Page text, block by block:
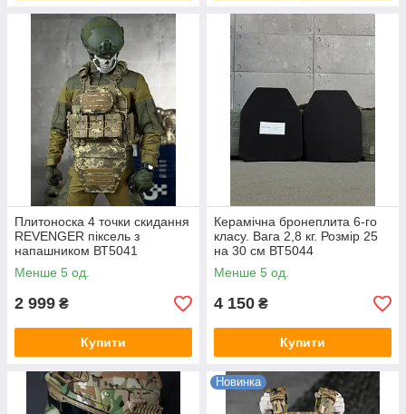
Плитоноска 4 точки скидання
REVENGER піксель з
напашником ВТ5041
Менше 5 од.
2 999 ₴
Купити
Керамічна бронеплита 6-го
класу. Вага 2,8 кг. Розмір 25
на 30 см ВТ5044
Менше 5 од.
4 150 ₴
Купити
Новинка